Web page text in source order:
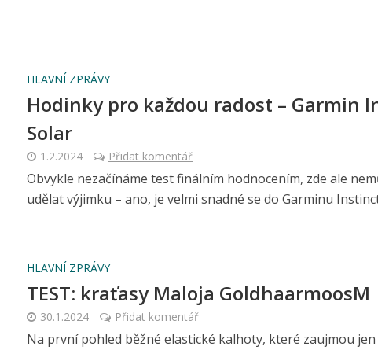
HLAVNÍ ZPRÁVY
Hodinky pro každou radost – Garmin
Solar
1.2.2024 Přidat komentář
Obvykle nezačínáme test finálním hodnocením, zde ale
udělat výjimku – ano, je velmi snadné se do Garminu
HLAVNÍ ZPRÁVY
TEST: kraťasy Maloja GoldhaarmoosM
30.1.2024 Přidat komentář
Na první pohled běžné elastické kalhoty, které zaujmou